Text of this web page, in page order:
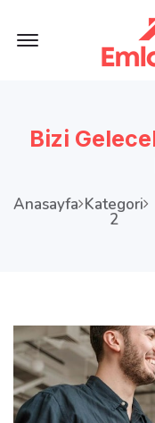
Offcanvas Menu
Bizi
Anasayfa Kategori
2